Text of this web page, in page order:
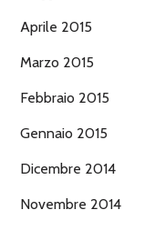
Aprile 2015
Marzo 2015
Febbraio 2015
Gennaio 2015
Dicembre 2014
Novembre 2014